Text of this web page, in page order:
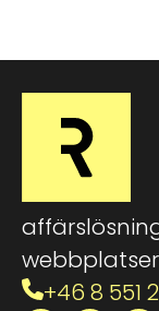
webbplatser
+46 8 551